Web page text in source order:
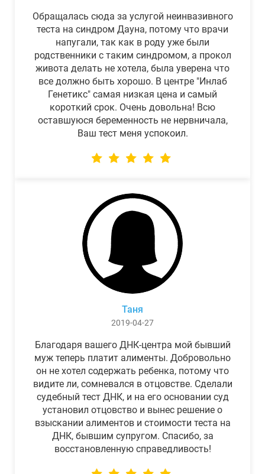
Обращалась сюда за услугой неинвазивного
теста на синдром Дауна, потому что врачи
напугали, так как в роду уже были
родственники с таким синдромом, а прокол
живота делать не хотела, была уверена что
все должно быть хорошо. В центре "Инлаб
Генетикс" самая низкая цена и самый
короткий срок. Очень довольна! Всю
оставшуюся беременность не нервничала,
Ваш тест меня успокоил.
Таня
2019-04-27
Благодаря вашего ДНК-центра мой бывший
муж теперь платит алименты. Добровольно
он не хотел содержать ребенка, потому что
видите ли, сомневался в отцовстве. Сделали
судебный тест ДНК, и на его основании суд
установил отцовство и вынес решение о
взыскании алиментов и стоимости теста на
ДНК, бывшим супругом. Спасибо, за
восстановленную справедливость!